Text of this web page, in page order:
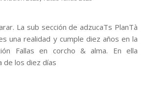
La sub sección de adzucaTs PlanTà
una realidad y cumple diez años en la
Fallas en corcho & alma. En ella
de los diez días